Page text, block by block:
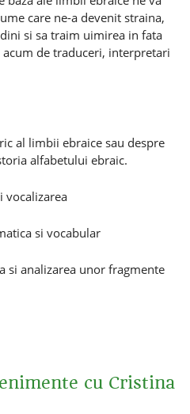
care ne-a devenit straina,
si sa traim uimirea in fata
de traduceri, interpretari
al limbii ebraice sau despre
alfabetului ebraic.
vocalizarea
si vocabular
si analizarea unor fragmente
cu Cristina